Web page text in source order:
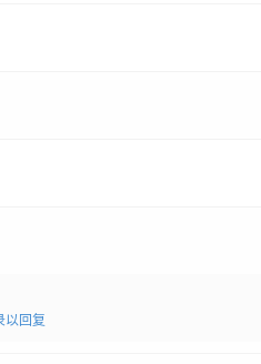
以回复